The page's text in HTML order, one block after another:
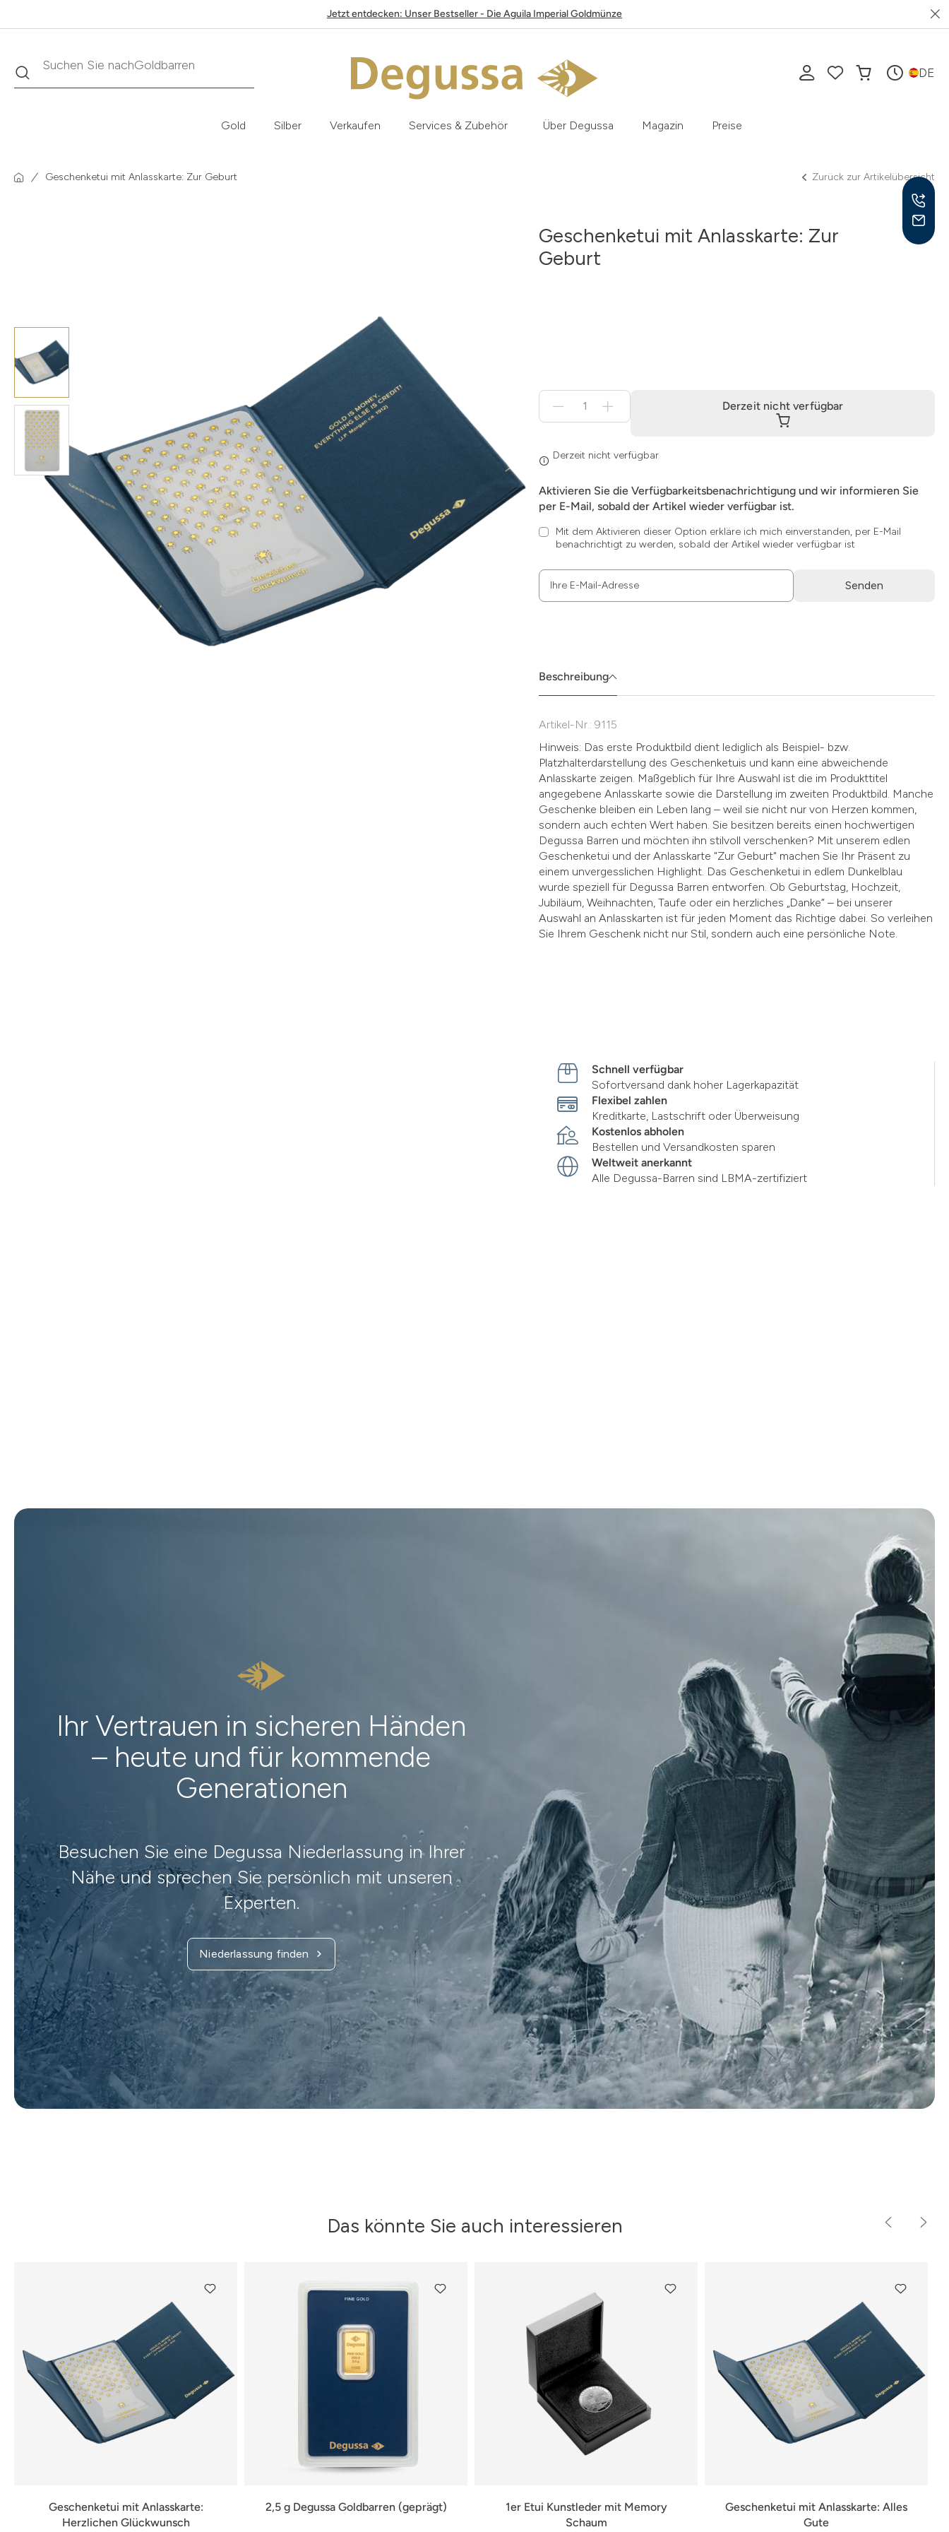
Jetzt entdecken: Unser Bestseller - Die Aguila Imperial Goldmünze
Suche Suchen Sie nachKrügerrand DE
Gold Silber Verkaufen Services & Zubehör Über Degussa Magazin Preise
Geschenketui mit Anlasskarte: Zur Geburt Zurück zur Artikelübersicht
Geschenketui mit Anlasskarte: Zur
Geburt
für
Derzeit
verfügbar
Derzeit nicht verfügbar
Derzeit nicht verfügbar
Aktivieren Sie die Verfügbarkeitsbenachrichtigung und wir informieren Sie
per E-Mail, sobald der Artikel wieder verfügbar ist.
Mit dem Aktivieren dieser Option erkläre ich mich einverstanden, per E-Mail
benachrichtigt zu werden, sobald der Artikel wieder verfügbar ist
Ihre E-Mail-Adresse
Senden
die
Beschreibung
Artikel-Nr.: 9115
Hinweis: Das erste Produktbild dient lediglich als Beispiel- bzw.
Platzhalterdarstellung des Geschenketuis und kann eine abweichende
Anlasskarte zeigen. Maßgeblich für Ihre Auswahl ist die im Produkttitel
angegebene Anlasskarte sowie die Darstellung im zweiten Produktbild. Manche
Geschenke bleiben ein Leben lang – weil sie nicht nur von Herzen kommen,
sondern auch echten Wert haben. Sie besitzen bereits einen hochwertigen
Degussa Barren und möchten ihn stilvoll verschenken? Mit unserem edlen
Geschenketui und der Anlasskarte "Zur Geburt" machen Sie Ihr Präsent zu
einem unvergesslichen Highlight. Das Geschenketui in edlem Dunkelblau
wurde speziell für Degussa Barren entworfen. Ob Geburtstag, Hochzeit,
Jubiläum, Weihnachten, Taufe oder ein herzliches „Danke“ – bei unserer
Auswahl an Anlasskarten ist für jeden Moment das Richtige dabei. So verleihen
Sie Ihrem Geschenk nicht nur Stil, sondern auch eine persönliche Note.
Schnell verfügbar
Sofortversand dank hoher Lagerkapazität
Flexibel zahlen
Kreditkarte, Lastschrift oder Überweisung
Kostenlos abholen
Bestellen und Versandkosten sparen
Weltweit anerkannt
Alle Degussa-Barren sind LBMA-zertifiziert
Ihr Vertrauen in sicheren Händen
– heute und für kommende
Generationen
Besuchen Sie eine Degussa Niederlassung in Ihrer
Nähe und sprechen Sie persönlich mit unseren
Experten.
Niederlassung finden
Das könnte Sie auch interessieren
Geschenketui mit Anlasskarte:
Herzlichen Glückwunsch
2,5 g Degussa Goldbarren (geprägt)
1er Etui Kunstleder mit Memory
Schaum
Geschenketui mit Anlasskarte: Alles
Gute